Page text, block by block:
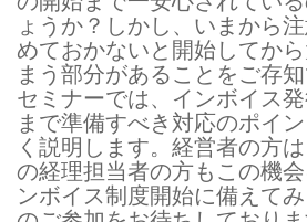
ょうか？しかし、いまから
めておかないと開始してか
まう部分があることをご存
セミナーでは、インボイス
まで準備すべき対応のポイ
く説明します。経営者の方
の経理担当者の方もこの機
ンボイス制度開始に備えて